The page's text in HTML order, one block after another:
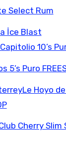
Select Rum
İce Blast
10’s
5’s Puro
Hoyo
Cherry Slim